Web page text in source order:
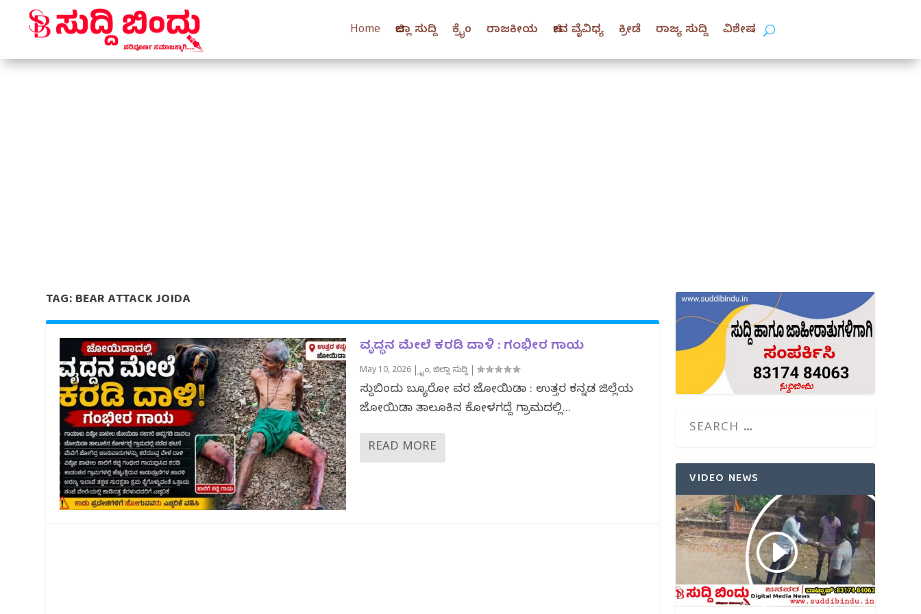
Home ಜಿಲ್ಲಾ ಸುದ್ದಿ ಕ್ರೈಂ ರಾಜಕೀಯ ಜೀವ ವೈವಿಧ್ಯ ಕ್ರೀಡೆ ರಾಜ್ಯ ಸುದ್ದಿ ವಿಶೇಷ
TAG:BEAR ATTACK JOIDA
ವೃದ್ಧನ ಮೇಲೆ ಕರಡಿ ದಾಳಿ : ಗಂಭೀರ ಗಾಯ
May 10, 2026|ಕ್ರೈಂ,ಜಿಲ್ಲಾ ಸುದ್ದಿ|
ಸುದ್ದಿಬಿಂದು ಬ್ಯೂರೋ ವರದಿ ಜೋಯಿಡಾ : ಉತ್ತರ ಕನ್ನಡ ಜಿಲ್ಲೆಯ
ಜೋಯಿಡಾ ತಾಲೂಕಿನ ಕೋಳಗದ್ದೆ ಗ್ರಾಮದಲ್ಲಿ...
READ MORE
VIDEO NEWS